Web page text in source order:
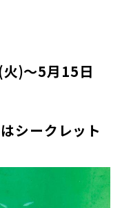
)～5月15日
シークレット